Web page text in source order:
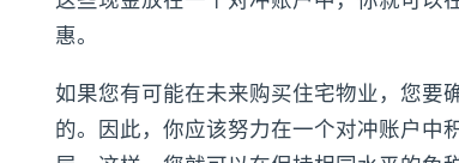
惠。
如果您有可能在未来购买住宅物业，您要
的。因此，你应该努力在一个对冲账户中